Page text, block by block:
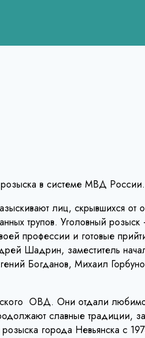
розыска в системе МВД России.
лиц, скрывшихся от
трупов. Уголовный
профессии и готовые
Шадрин, заместитель
Богданов, Михаил
ОВД. Они отдали
славные традиции,
города Невьянска с